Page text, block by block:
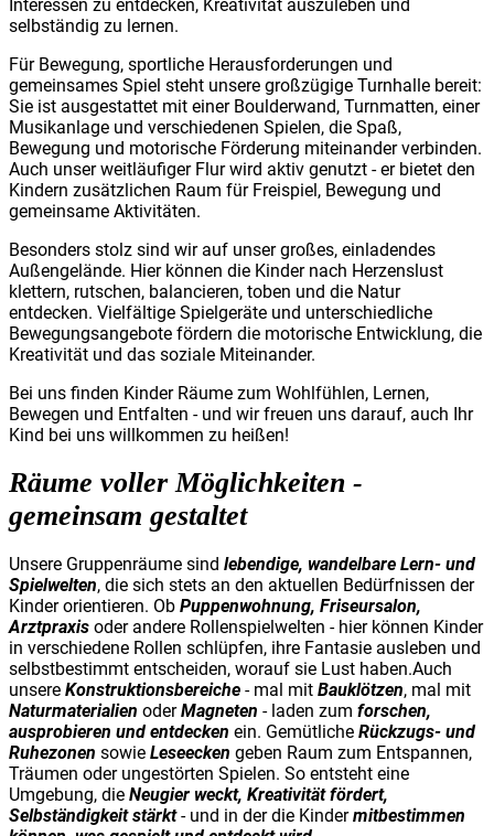
Interessen zu entdecken, Kreativität auszuleben und
selbständig zu lernen.
Für Bewegung, sportliche Herausforderungen und
gemeinsames Spiel steht unsere großzügige Turnhalle bereit:
Sie ist ausgestattet mit einer Boulderwand, Turnmatten, einer
Musikanlage und verschiedenen Spielen, die Spaß,
Bewegung und motorische Förderung miteinander verbinden.
Auch unser weitläufiger Flur wird aktiv genutzt - er bietet den
Kindern zusätzlichen Raum für Freispiel, Bewegung und
gemeinsame Aktivitäten.
Besonders stolz sind wir auf unser großes, einladendes
Außengelände. Hier können die Kinder nach Herzenslust
klettern, rutschen, balancieren, toben und die Natur
entdecken. Vielfältige Spielgeräte und unterschiedliche
Bewegungsangebote fördern die motorische Entwicklung, die
Kreativität und das soziale Miteinander.
Bei uns finden Kinder Räume zum Wohlfühlen, Lernen,
Bewegen und Entfalten - und wir freuen uns darauf, auch Ihr
Kind bei uns willkommen zu heißen!
Räume voller Möglichkeiten -
gemeinsam gestaltet
Unsere Gruppenräume sind lebendige, wandelbare Lern- und
Spielwelten, die sich stets an den aktuellen Bedürfnissen der
Kinder orientieren. Ob Puppenwohnung, Friseursalon,
Arztpraxis oder andere Rollenspielwelten - hier können Kinder
in verschiedene Rollen schlüpfen, ihre Fantasie ausleben und
selbstbestimmt entscheiden, worauf sie Lust haben.Auch
unsere Konstruktionsbereiche - mal mit Bauklötzen, mal mit
Naturmaterialien oderMagneten - laden zum forschen,
ausprobieren und entdecken ein. Gemütliche Rückzugs- und
Ruhezonen sowie Leseecken geben Raum zum Entspannen,
Träumen oder ungestörten Spielen. So entsteht eine
Umgebung, die Neugier weckt, Kreativität fördert,
Selbständigkeit stärkt- und in der die Kindermitbestimmen